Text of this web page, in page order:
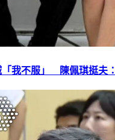
「我不服」 陳佩琪挺夫